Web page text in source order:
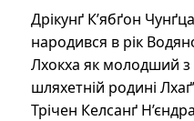
Дрікунґ К’ябґон
народився в рік
Лхокха як молодший з
шляхетній родині
Трічен Келсанґ